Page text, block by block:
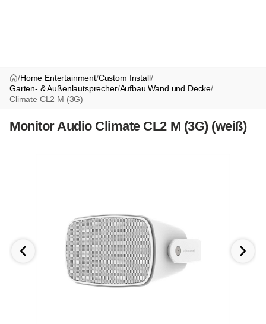
/Home Entertainment/Custom Install/
Garten- & Außenlautsprecher/Aufbau Wand und Decke/
Climate CL2 M (3G)
Monitor Audio Climate CL2 M (3G) (weiß)